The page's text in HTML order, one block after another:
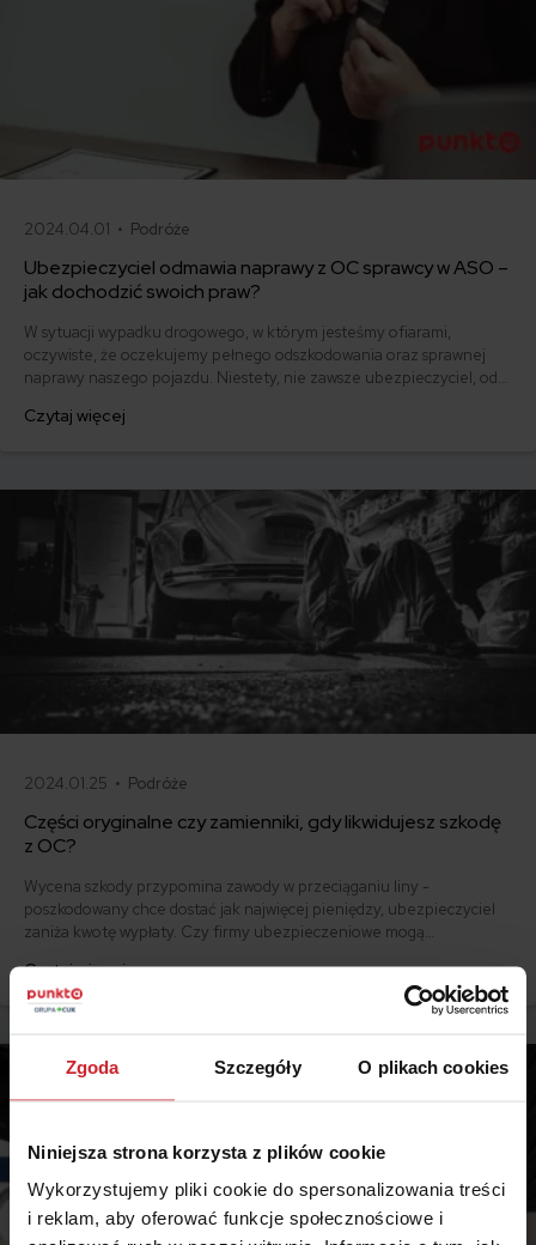
Zgoda Szczegóły O plikach cookies
Niniejsza strona korzysta z plików cookie
Wykorzystujemy pliki cookie do spersonalizowania treści
i reklam, aby oferować funkcje społecznościowe i
2024.04.01 • Podróże
Ubezpieczyciel odmawia naprawy z OC sprawcy w ASO –
jak dochodzić swoich praw?
W sytuacji wypadku drogowego, w którym jesteśmy ofiarami,
oczywiste, że oczekujemy pełnego odszkodowania oraz sprawnej
naprawy naszego pojazdu. Niestety, nie zawsze ubezpieczyciel, od
warsztacie ASO. Często dochodzi do sytuacji odmowy naprawy z OC
Czytaj więcej
2024.01.25 • Podróże
Części oryginalne czy zamienniki, gdy likwidujesz szkodę
z OC?
Wycena szkody przypomina zawody w przeciąganiu liny -
poszkodowany chce dostać jak najwięcej pieniędzy, ubezpieczyciel
zaniża kwotę wypłaty. Czy firmy ubezpieczeniowe mogą
Czytaj więcej